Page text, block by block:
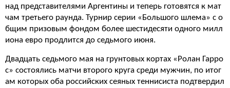
над представителями Аргентины и теперь готовятся к мат
чам третьего раунда. Турнир серии «Большого шлема» с о
бщим призовым фондом более шестидесяти одного милл
иона евро продлится до седьмого июня.
Двадцать седьмого мая на грунтовых кортах «Ролан Гарро
с» состоялись матчи второго круга среди мужчин, по итог
ам которых оба российских сеяных теннисиста подтвердил